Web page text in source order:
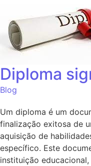
Diploma
Blog
Um diploma é um
finalização exitosa de
aquisição de
específico. Este
instituição